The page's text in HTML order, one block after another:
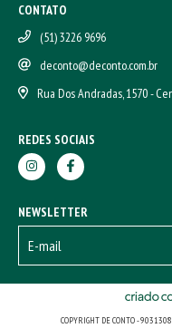
CONTATO
(51) 3226 9696
deconto@deconto.com.br
Rua Dos Andradas, 1570 -
REDES SOCIAIS
NEWSLETTER
COPYRIGHT DE CONTO -